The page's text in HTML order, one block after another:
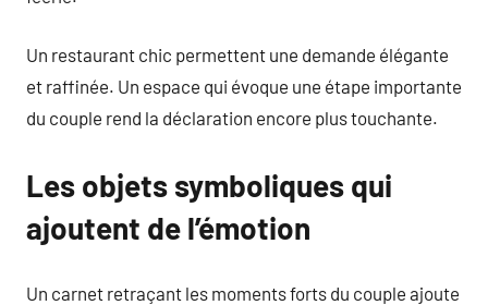
Un restaurant chic permettent une demande élégante
et raffinée. Un espace qui évoque une étape importante
du couple rend la déclaration encore plus touchante.
Les objets symboliques qui
ajoutent de l’émotion
Un carnet retraçant les moments forts du couple ajoute